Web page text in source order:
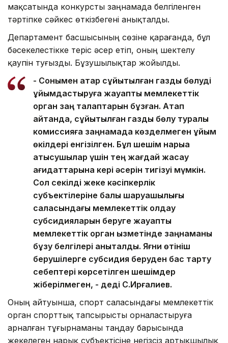
мақсатында конкурсты заңнамада белгіленген
тәртіпке сәйкес өткізбегені анықталды.
Департамент басшысының сөзіне қарағанда, бұл
бәсекелестікке теріс әсер етіп, оның шектелу
қаупін туғызды. Бұзушылықтар жойылды.
- Сонымен қатар сұйытылған газды бөлуді
ұйымдастыруға жауапты мемлекеттік
орган заң талаптарын бұзған. Атап
айтқанда, сұйытылған газды бөлу туралы
комиссияға заңнамада көзделмеген ұйым
өкілдері енгізілген. Бұл шешім нарыққа
қатысушылар үшін тең жағдай жасау
қағидаттарына кері әсерін тигізуі мүмкін.
Сол секілді жеке кәсіпкерлік
субъектілеріне балық шаруашылығы
саласындағы мемлекеттік қолдау
субсидияларын беруге жауапты
мемлекеттік орган қызметінде заңнаманы
бұзу белгілері анықталды. Яғни өтініш
берушілерге субсидия беруден бас тарту
себептері көрсетілген шешімдер
жіберілмеген, - деді С.Ирғалиев.
Оның айтуынша, спорт саласындағы мемлекеттік
орган спорттық тапсырысты орналастыруға
арналған тұғырнаманы таңдау барысында
жекелеген нарық субъектісіне негізсіз артықшылық